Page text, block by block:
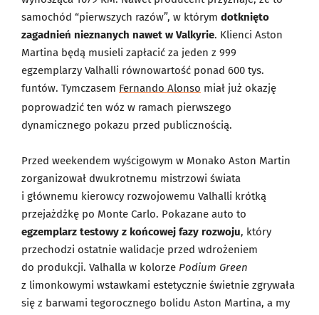
samochód “pierwszych razów”, w którym dotknięto
zagadnień nieznanych nawet w Valkyrie. Klienci Aston
Martina będą musieli zapłacić za jeden z 999
egzemplarzy Valhalli równowartość ponad 600 tys.
funtów. Tymczasem Fernando Alonso miał już okazję
poprowadzić ten wóz w ramach pierwszego
dynamicznego pokazu przed publicznością.
Przed weekendem wyścigowym w Monako Aston Martin
zorganizował dwukrotnemu mistrzowi świata
i głównemu kierowcy rozwojowemu Valhalli krótką
przejażdżkę po Monte Carlo. Pokazane auto to
egzemplarz testowy z końcowej fazy rozwoju, który
przechodzi ostatnie walidacje przed wdrożeniem
do produkcji. Valhalla w kolorze Podium Green
z limonkowymi wstawkami estetycznie świetnie zgrywała
się z barwami tegorocznego bolidu Aston Martina, a my